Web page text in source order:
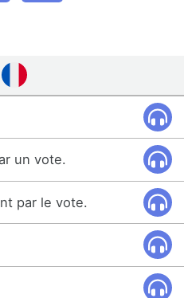
un vote.
par le vote.